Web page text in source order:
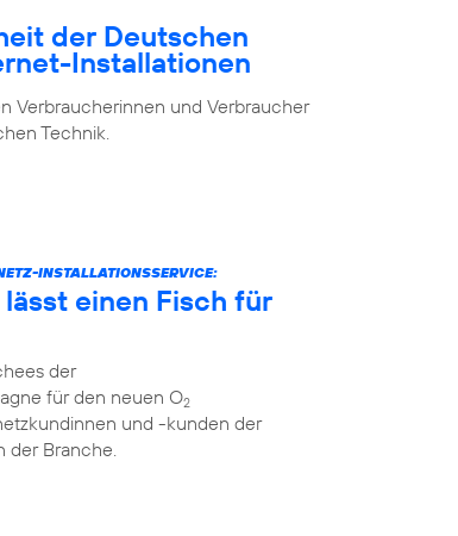
der Deutschen
Installationen
Verbraucherinnen und Verbraucher
Technik.
INSTALLATIONSSERVICE:
einen Fisch für
der
für den neuen O2
und -kunden der
der Branche.